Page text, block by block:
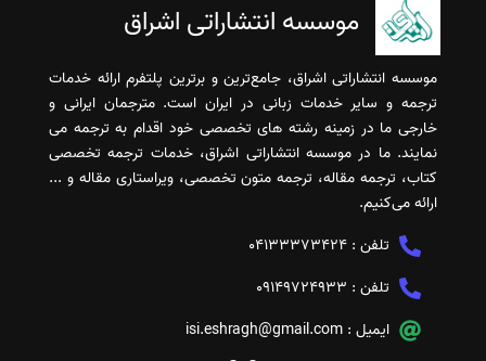
موسسه انتشاراتی اشراق
موسسه انتشاراتی اشراق، جامع‌ترین و برترین پلتفرم ارائه خدمات
ترجمه و سایر خدمات زبانی در ایران است. مترجمان ایرانی و
خارجی ما در زمینه رشته های تخصصی خود اقدام به ترجمه می
نمایند. ما در موسسه انتشاراتی اشراق، خدمات ترجمه تخصصی
کتاب، ترجمه مقاله، ترجمه متون تخصصی، ویراستاری مقاله و ...
ارائه می‌کنیم.
تلفن : 04133373424
تلفن : 09149724933
ایمیل : isi.eshragh@gmail.com